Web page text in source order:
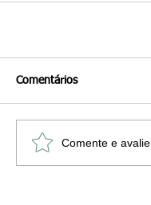
Comentários
Comente e avalie